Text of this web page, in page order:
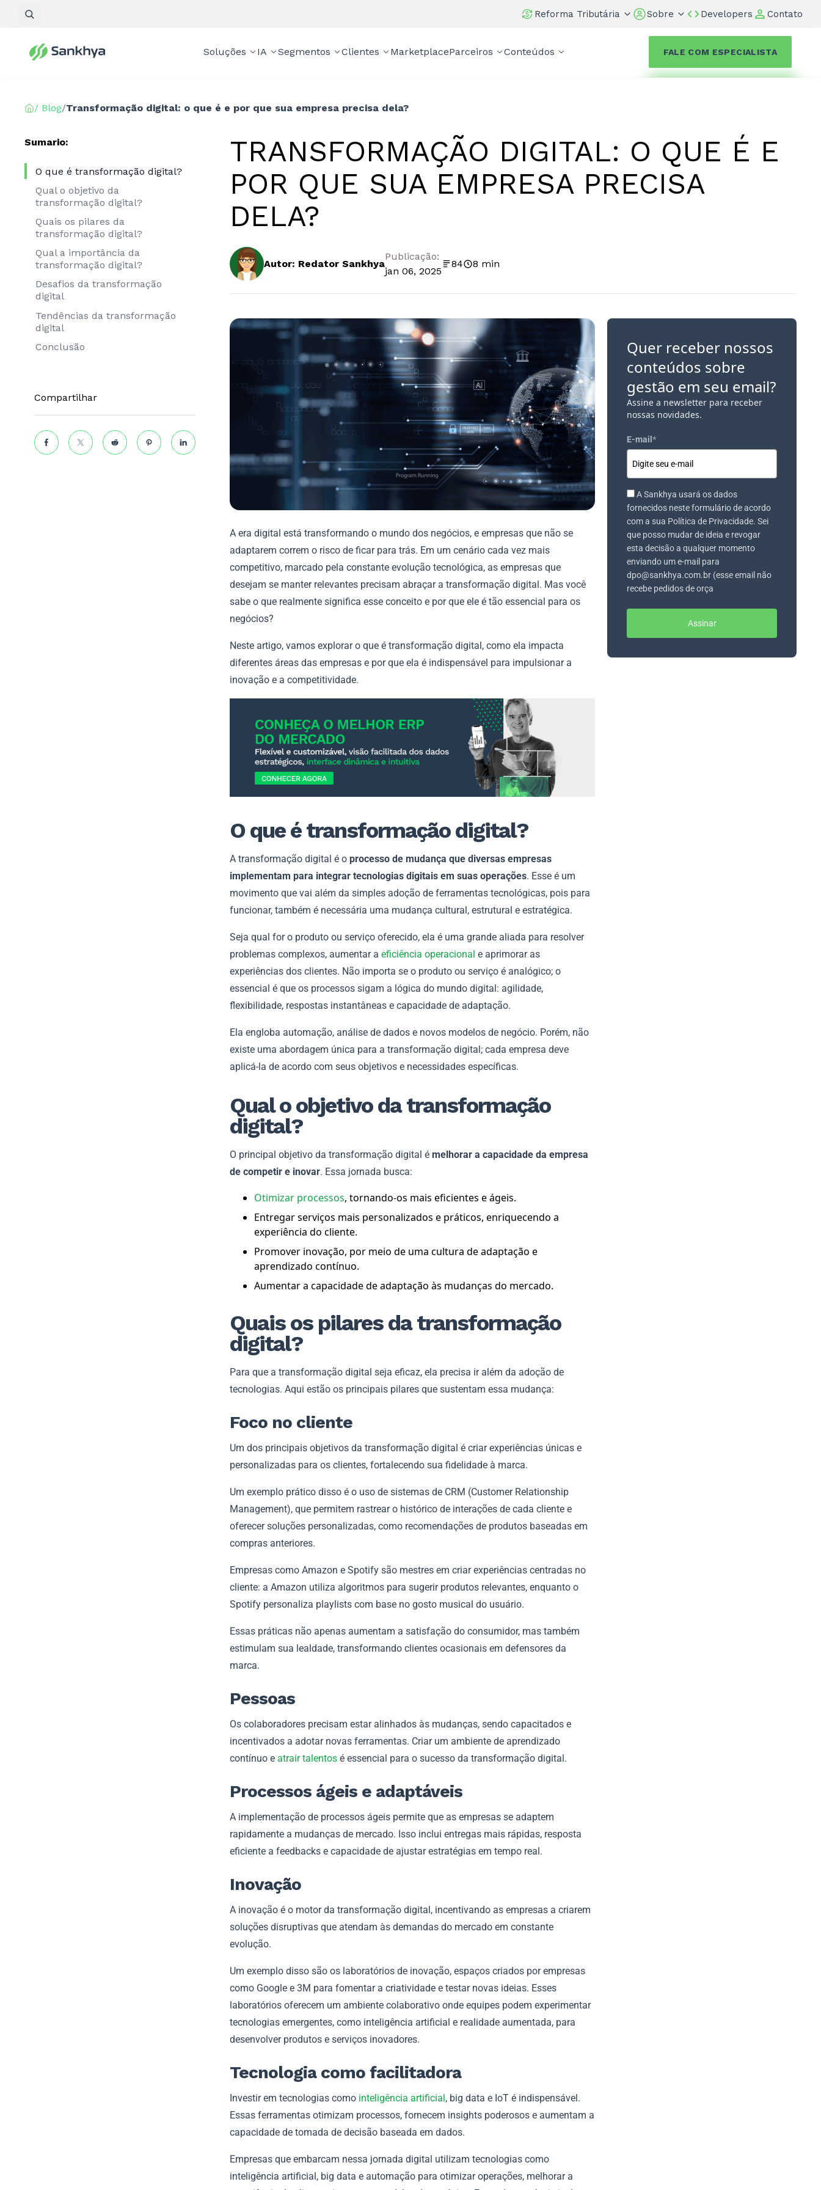
Reforma Tributária Sobre Developers Contato
Soluções IA Segmentos Clientes MarketplaceParceiros Conteúdos FALE COM ESPECIALISTA
/ Blog/Transformação digital: o que é e por que sua empresa precisa dela?
Sumario:
O que é transformação digital?
Qual o objetivo da
transformação digital?
Quais os pilares da
transformação digital?
Qual a importância da
transformação digital?
Desafios da transformação
digital
Tendências da transformação
digital
Conclusão
Compartilhar
TRANSFORMAÇÃO DIGITAL: O QUE É E
POR QUE SUA EMPRESA PRECISA
DELA?
Autor: Redator Sankhya
Publicação:
jan 06, 2025
84 8 min
A era digital está transformando o mundo dos negócios, e empresas que não se
adaptarem correm o risco de ficar para trás. Em um cenário cada vez mais
competitivo, marcado pela constante evolução tecnológica, as empresas que
desejam se manter relevantes precisam abraçar a transformação digital. Mas você
sabe o que realmente significa esse conceito e por que ele é tão essencial para os
negócios?
Neste artigo, vamos explorar o que é transformação digital, como ela impacta
diferentes áreas das empresas e por que ela é indispensável para impulsionar a
inovação e a competitividade.
O que é transformação digital?
A transformação digital é o processo de mudança que diversas empresas
implementam para integrar tecnologias digitais em suas operações. Esse é um
movimento que vai além da simples adoção de ferramentas tecnológicas, pois para
funcionar, também é necessária uma mudança cultural, estrutural e estratégica.
Seja qual for o produto ou serviço oferecido, ela é uma grande aliada para resolver
problemas complexos, aumentar a eficiência operacional e aprimorar as
experiências dos clientes. Não importa se o produto ou serviço é analógico; o
essencial é que os processos sigam a lógica do mundo digital: agilidade,
flexibilidade, respostas instantâneas e capacidade de adaptação.
Ela engloba automação, análise de dados e novos modelos de negócio. Porém, não
existe uma abordagem única para a transformação digital; cada empresa deve
aplicá-la de acordo com seus objetivos e necessidades específicas.
Qual o objetivo da transformação
digital?
O principal objetivo da transformação digital é melhorar a capacidade da empresa
de competir e inovar. Essa jornada busca:
Otimizar processos, tornando-os mais eficientes e ágeis.
Entregar serviços mais personalizados e práticos, enriquecendo a
experiência do cliente.
Promover inovação, por meio de uma cultura de adaptação e
aprendizado contínuo.
Aumentar a capacidade de adaptação às mudanças do mercado.
Quais os pilares da transformação
digital?
Para que a transformação digital seja eficaz, ela precisa ir além da adoção de
tecnologias. Aqui estão os principais pilares que sustentam essa mudança:
Foco no cliente
Um dos principais objetivos da transformação digital é criar experiências únicas e
personalizadas para os clientes, fortalecendo sua fidelidade à marca.
Um exemplo prático disso é o uso de sistemas de CRM (Customer Relationship
Management), que permitem rastrear o histórico de interações de cada cliente e
oferecer soluções personalizadas, como recomendações de produtos baseadas em
compras anteriores.
Empresas como Amazon e Spotify são mestres em criar experiências centradas no
cliente: a Amazon utiliza algoritmos para sugerir produtos relevantes, enquanto o
Spotify personaliza playlists com base no gosto musical do usuário.
Essas práticas não apenas aumentam a satisfação do consumidor, mas também
estimulam sua lealdade, transformando clientes ocasionais em defensores da
marca.
Pessoas
Os colaboradores precisam estar alinhados às mudanças, sendo capacitados e
incentivados a adotar novas ferramentas. Criar um ambiente de aprendizado
contínuo e atrair talentos é essencial para o sucesso da transformação digital.
Processos ágeis e adaptáveis
A implementação de processos ágeis permite que as empresas se adaptem
rapidamente a mudanças de mercado. Isso inclui entregas mais rápidas, resposta
eficiente a feedbacks e capacidade de ajustar estratégias em tempo real.
Inovação
A inovação é o motor da transformação digital, incentivando as empresas a criarem
soluções disruptivas que atendam às demandas do mercado em constante
evolução.
Um exemplo disso são os laboratórios de inovação, espaços criados por empresas
como Google e 3M para fomentar a criatividade e testar novas ideias. Esses
laboratórios oferecem um ambiente colaborativo onde equipes podem experimentar
tecnologias emergentes, como inteligência artificial e realidade aumentada, para
desenvolver produtos e serviços inovadores.
Tecnologia como facilitadora
Investir em tecnologias como inteligência artificial , big data e IoT é indispensável.
Essas ferramentas otimizam processos, fornecem insights poderosos e aumentam a
capacidade de tomada de decisão baseada em dados.
Empresas que embarcam nessa jornada digital utilizam tecnologias como
inteligência artificial, big data e automação para otimizar operações, melhorar a
Quer receber nossos
conteúdos sobre
gestão em seu email?
Assine a newsletter para receber
nossas novidades.
E-mail *
A Sankhya usará os dados
fornecidos neste formulário de acordo
com a sua Política de Privacidade. Sei
que posso mudar de ideia e revogar
esta decisão a qualquer momento
enviando um e-mail para
dpo@sankhya.com.br (esse email não
recebe pedidos de orça
Assinar